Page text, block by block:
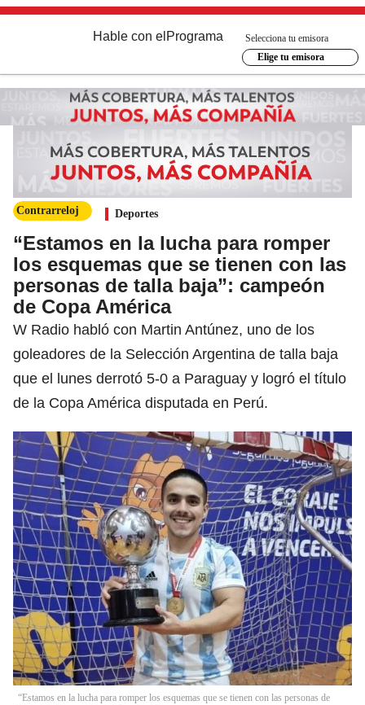
Hable con el Programa
Selecciona tu emisora
Elige tu emisora
Contrarreloj Deportes
“Estamos en la lucha para romper
los esquemas que se tienen con las
personas de talla baja”: campeón
de Copa América
W Radio habló con Martin Antúnez, uno de los
goleadores de la Selección Argentina de talla baja
que el lunes derrotó 5-0 a Paraguay y logró el título
de la Copa América disputada en Perú.
“Estamos en la lucha para romper los esquemas que se tienen con las personas de